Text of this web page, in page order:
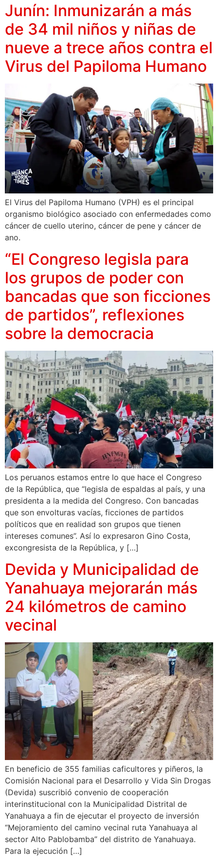
Junín: Inmunizarán a más
de 34 mil niños y niñas de
nueve a trece años contra el
Virus del Papiloma Humano
El Virus del Papiloma Humano (VPH) es el principal
organismo biológico asociado con enfermedades como
cáncer de cuello uterino, cáncer de pene y cáncer de
ano.
“El Congreso legisla para
los grupos de poder con
bancadas que son ficciones
de partidos”, reflexiones
sobre la democracia
Los peruanos estamos entre lo que hace el Congreso
de la República, que “legisla de espaldas al país, y una
presidenta a la medida del Congreso. Con bancadas
que son envolturas vacías, ficciones de partidos
políticos que en realidad son grupos que tienen
intereses comunes”. Así lo expresaron Gino Costa,
excongresista de la República, y […]
Devida y Municipalidad de
Yanahuaya mejorarán más
24 kilómetros de camino
vecinal
En beneficio de 355 familias caficultores y piñeros, la
Comisión Nacional para el Desarrollo y Vida Sin Drogas
(Devida) suscribió convenio de cooperación
interinstitucional con la Municipalidad Distrital de
Yanahuaya a fin de ejecutar el proyecto de inversión
“Mejoramiento del camino vecinal ruta Yanahuaya al
sector Alto Pablobamba” del distrito de Yanahuaya.
Para la ejecución […]